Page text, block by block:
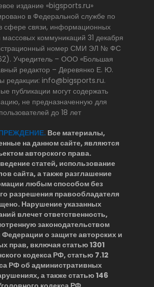
издание «bigsports.ru»
в Федеральной службе по
сфере связи, информационных
массовых коммуникаций 31 декабря
номер СМИ ЭЛ № ФС
Учредитель – ООО «Большая
редактор – Деревянко Е. Ю.
редакции: info@bigsports.ru.
публикации могут содержать
не предназначенную для
пользователей до 18 лет
Все материалы,
на данном сайте, являются
авторского права.
статей, использование
сайта, а также разглашение
любым способом без
разрешения правообладателя
Нарушение указанных
влечет ответственность,
законодательством
о защите авторских и
прав, включая статью 1301
кодекса РФ, статью 7.12
РФ об административных
а также статью 146